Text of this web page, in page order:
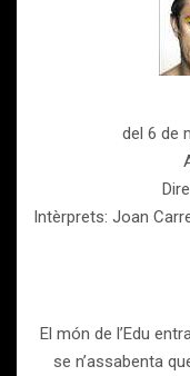
del 6 de
Intèrprets: Joan
El món de l’Edu
se n’assabenta